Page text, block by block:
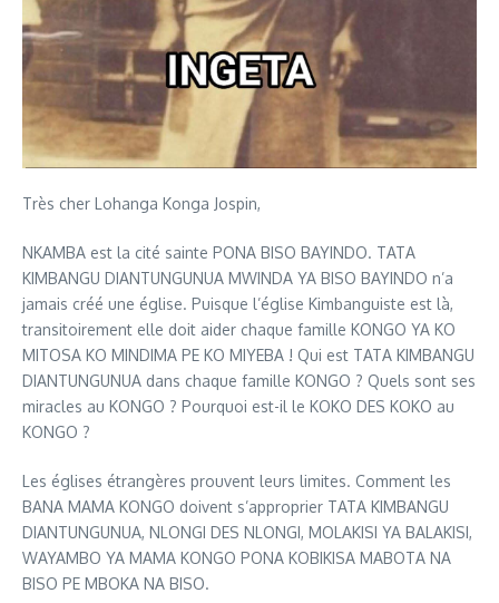
Très cher Lohanga Konga Jospin,
NKAMBA est la cité sainte PONA BISO BAYINDO. TATA
KIMBANGU DIANTUNGUNUA MWINDA YA BISO BAYINDO n’a
jamais créé une église. Puisque l’église Kimbanguiste est là,
transitoirement elle doit aider chaque famille KONGO YA KO
MITOSA KO MINDIMA PE KO MIYEBA ! Qui est TATA KIMBANGU
DIANTUNGUNUA dans chaque famille KONGO ? Quels sont ses
miracles au KONGO ? Pourquoi est-il le KOKO DES KOKO au
KONGO ?
Les églises étrangères prouvent leurs limites. Comment les
BANA MAMA KONGO doivent s’approprier TATA KIMBANGU
DIANTUNGUNUA, NLONGI DES NLONGI, MOLAKISI YA BALAKISI,
WAYAMBO YA MAMA KONGO PONA KOBIKISA MABOTA NA
BISO PE MBOKA NA BISO.